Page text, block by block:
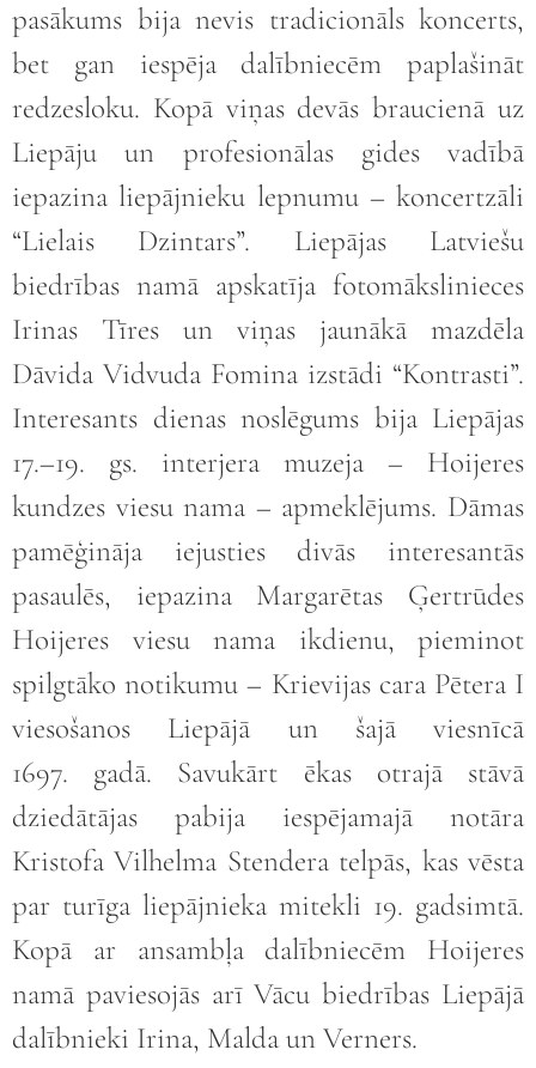
pasākums bija nevis tradicionāls koncerts,
bet gan iespēja dalībniecēm paplašināt
redzesloku. Kopā viņas devās braucienā uz
Liepāju un profesionālas gides vadībā
iepazina liepājnieku lepnumu – koncertzāli
“Lielais Dzintars”. Liepājas Latviešu
biedrības namā apskatīja fotomākslinieces
Irinas Tīres un viņas jaunākā mazdēla
Dāvida Vidvuda Fomina izstādi “Kontrasti”.
Interesants dienas noslēgums bija Liepājas
17.–19. gs. interjera muzeja – Hoijeres
kundzes viesu nama – apmeklējums. Dāmas
pamēģināja iejusties divās interesantās
pasaulēs, iepazina Margarētas Ģertrūdes
Hoijeres viesu nama ikdienu, pieminot
spilgtāko notikumu – Krievijas cara Pētera I
viesošanos Liepājā un šajā viesnīcā
1697. gadā. Savukārt ēkas otrajā stāvā
dziedātājas pabija iespējamajā notāra
Kristofa Vilhelma Stendera telpās, kas vēsta
par turīga liepājnieka mitekli 19. gadsimtā.
Kopā ar ansambļa dalībniecēm Hoijeres
namā paviesojās arī Vācu biedrības Liepājā
dalībnieki Irina, Malda un Verners.